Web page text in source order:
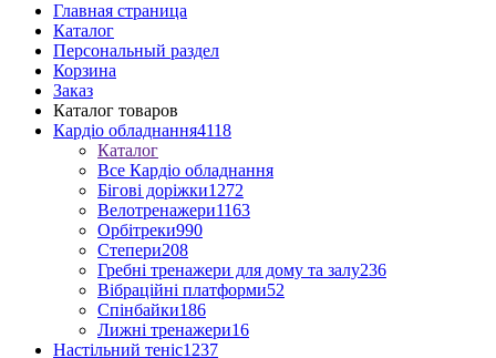
Главная страница
Каталог
Персональный раздел
Корзина
Заказ
Каталог товаров
Кардіо обладнання4118
Каталог
Все Кардіо обладнання
Бігові доріжки1272
Велотренажери1163
Орбітреки990
Степери208
Гребні тренажери для дому та залу236
Вібраційні платформи52
Спінбайки186
Лижні тренажери16
Настільний теніс1237